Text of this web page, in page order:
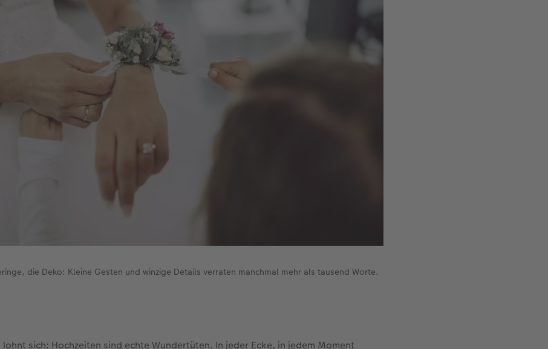
die Deko: Kleine Gesten und winzige Details verraten manchmal mehr als tausend Worte.
lohnt sich: Hochzeiten sind echte Wundertüten. In jeder Ecke, in jedem Moment